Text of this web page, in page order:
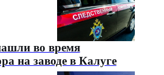
во время
на заводе в Калуге